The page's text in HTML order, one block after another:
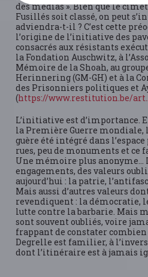
des médias ». Bien que le
Fusillés soit classé, on peut
adviendra-t-il ? C’est cette
l’origine de l’initiative des
consacrés aux résistants
la Fondation Auschwitz, à
Mémoire de la Shoah, au
Herinnering (GM-GH) et à la
des Prisonniers politiques et
(https://www.restitution.be/
L’initiative est d’importance.
la Première Guerre mondiale,
guère été intégré dans
rues, peu de monuments et ce
Une mémoire plus anonyme…
engagements, des valeurs
aujourd’hui : la patrie,
Mais aussi d’autres valeurs
revendiquent : la démocratie,
lutte contre la barbarie. Mais
sont souvent oubliés, voire
frappant de constater combien
Degrelle est familier, à
dont l’itinéraire est à jamais